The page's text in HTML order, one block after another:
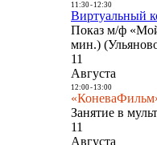
11:30- 12:30
Виртуальный
Показ м/ф
мин.)
11
Августа
12:00- 13:00
Занятие в
11
Августа